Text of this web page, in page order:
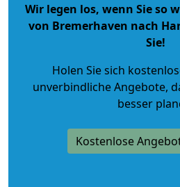
Wir legen los, wenn Sie so
von Bremerhaven nach
Sie!
Holen Sie sich
unverbindliche Angebote,
besser
Kostenlose